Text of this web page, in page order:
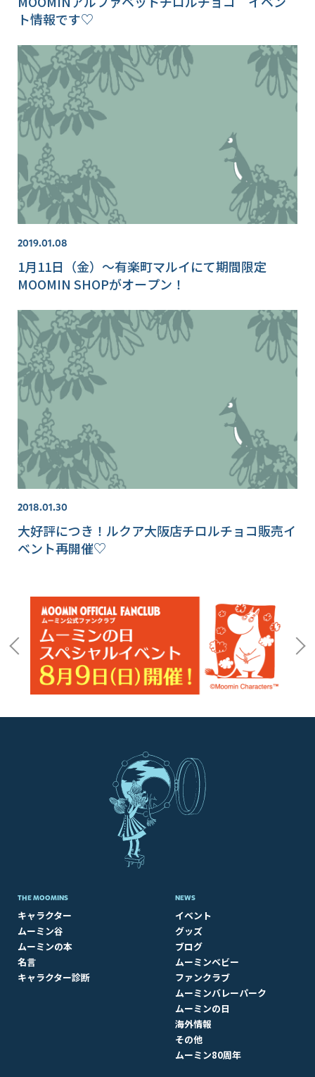
ト情報です♡
2019.01.08
1月11日（金）～有楽町マルイにて期間限定
MOOMIN SHOPがオープン！
2018.01.30
大好評につき！ルクア大阪店チロルチョコ販売イ
ベント再開催♡
THE MOOMINS
キャラクター
ムーミン谷
ムーミンの本
名言
キャラクター診断
NEWS
イベント
グッズ
ブログ
ムーミンベビー
ファンクラブ
ムーミンバレーパーク
ムーミンの日
海外情報
その他
ムーミン80周年